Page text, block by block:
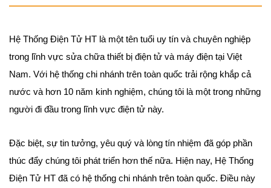
Hệ Thống Điện Tử HT là một tên tuổi uy tín và chuyên nghiệp
trong lĩnh vực sửa chữa thiết bị điện tử và máy điện tại Việt
Nam. Với hệ thống chi nhánh trên toàn quốc trải rộng khắp cả
nước và hơn 10 năm kinh nghiệm, chúng tôi là một trong những
người đi đầu trong lĩnh vực điện tử này.
Đặc biệt, sự tin tưởng, yêu quý và lòng tín nhiệm đã góp phần
thúc đẩy chúng tôi phát triển hơn thế nữa. Hiện nay, Hệ Thống
Điện Tử HT đã có hệ thống chi nhánh trên toàn quốc. Điều này